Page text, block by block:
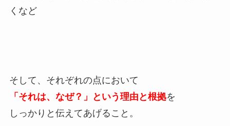
くなど
そして、それぞれの点において
「それは、なぜ？」という理由と根拠を
しっかりと伝えてあげること。